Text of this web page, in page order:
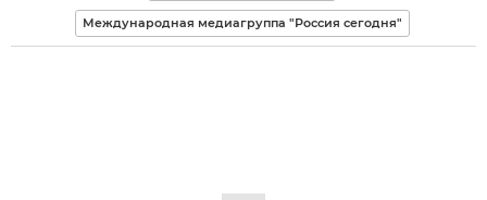
Международная медиагруппа "Россия сегодня"